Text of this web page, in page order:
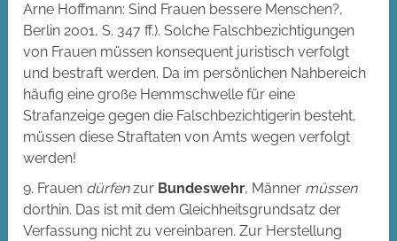
Arne Hoffmann: Sind Frauen bessere Menschen?,
Berlin 2001, S. 347 ff.). Solche Falschbezichtigungen
von Frauen müssen konsequent juristisch verfolgt
und bestraft werden. Da im persönlichen Nahbereich
häufig eine große Hemmschwelle für eine
Strafanzeige gegen die Falschbezichtigerin besteht,
müssen diese Straftaten von Amts wegen verfolgt
werden!
9. Frauen dürfenzur Bundeswehr, Männer müssen
dorthin. Das ist mit dem Gleichheitsgrundsatz der
Verfassung nicht zu vereinbaren. Zur Herstellung